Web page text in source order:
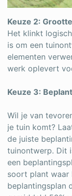
Keuze 2:
Het klinkt
is om een
elementen
werk oplevert
Keuze 3:
Wil je van
je tuin komt?
de juiste
tuinontwerp. Dit
een
soort plant waar
beplantingsplan